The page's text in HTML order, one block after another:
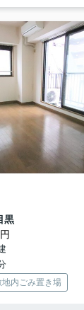
黒
地内ごみ置き場